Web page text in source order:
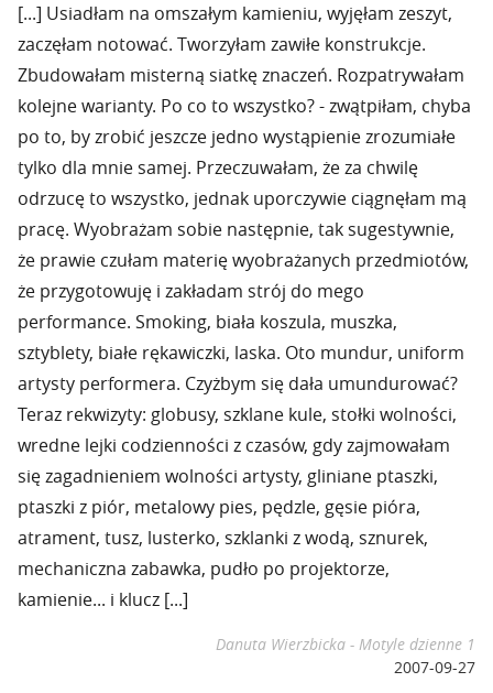
[...] Usiadłam na omszałym kamieniu, wyjęłam zeszyt,
zaczęłam notować. Tworzyłam zawiłe konstrukcje.
Zbudowałam misterną siatkę znaczeń. Rozpatrywałam
kolejne warianty. Po co to wszystko? - zwątpiłam, chyba
po to, by zrobić jeszcze jedno wystąpienie zrozumiałe
tylko dla mnie samej. Przeczuwałam, że za chwilę
odrzucę to wszystko, jednak uporczywie ciągnęłam mą
pracę. Wyobrażam sobie następnie, tak sugestywnie,
że prawie czułam materię wyobrażanych przedmiotów,
że przygotowuję i zakładam strój do mego
performance. Smoking, biała koszula, muszka,
sztyblety, białe rękawiczki, laska. Oto mundur, uniform
artysty performera. Czyżbym się dała umundurować?
Teraz rekwizyty: globusy, szklane kule, stołki wolności,
wredne lejki codzienności z czasów, gdy zajmowałam
się zagadnieniem wolności artysty, gliniane ptaszki,
ptaszki z piór, metalowy pies, pędzle, gęsie pióra,
atrament, tusz, lusterko, szklanki z wodą, sznurek,
mechaniczna zabawka, pudło po projektorze,
kamienie... i klucz [...]
Danuta Wierzbicka - Motyle dzienne 1
2007-09-27